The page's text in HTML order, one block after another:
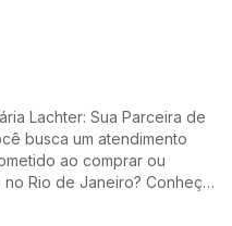
Lachter: Sua Parceira de
ao comprar ou
Rio de Janeiro? Conheça